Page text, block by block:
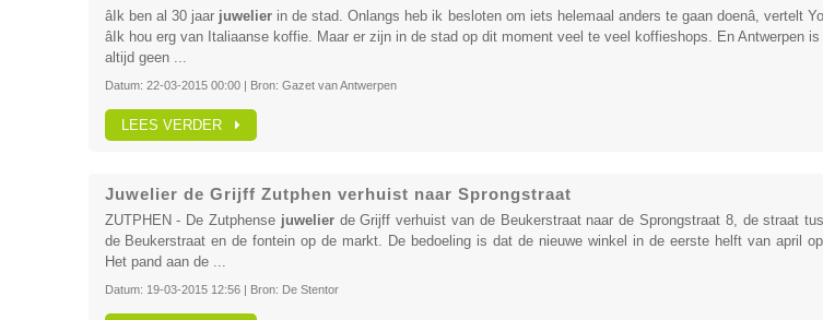
âIk ben al 30 jaar juwelierin de stad. Onlangs heb ik besloten om iets helemaal anders te gaan doenâ, vertelt
âIk hou erg van Italiaanse koffie. Maar er zijn in de stad op dit moment veel te veel koffieshops. En Antwerpen is
altijd geen ...
Datum: 22-03-2015 00:00| Bron: Gazet van Antwerpen
LEES VERDER
Juwelier de Grijff Zutphen verhuist naar Sprongstraat
ZUTPHEN - De Zutphense juwelierde Grijff verhuist van de Beukerstraat naar de Sprongstraat 8, de straat
de Beukerstraat en de fontein op de markt. De bedoeling is dat de nieuwe winkel in de eerste helft van april
Het pand aan de ...
Datum: 19-03-2015 12:56| Bron: De Stentor